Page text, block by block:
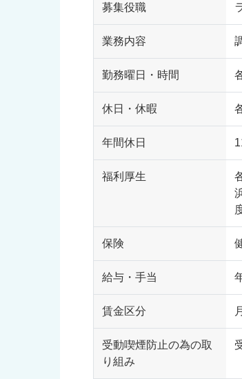
募集役職
業務内容
勤務曜日・時間
休日・休暇
年間休日
福利厚生
保険
給与・手当
賃金区分
受動喫煙防止の為の取
り組み